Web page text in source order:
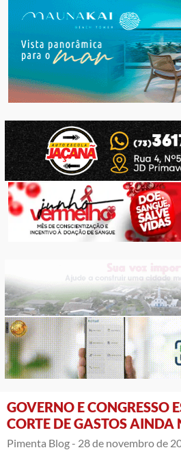
GOVERNO E CONGRESSO
CORTE DE GASTOS AINDA
Pimenta Blog - 28 de novembro de